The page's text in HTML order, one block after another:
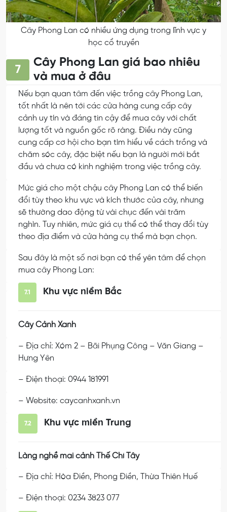
Cây Phong Lan có nhiều ứng dụng trong lĩnh vực y
học cổ truyền
7
Cây Phong Lan giá bao nhiêu
và mua ở đâu
Nếu bạn quan tâm đến việc trồng cây Phong Lan,
tốt nhất là nên tới các cửa hàng cung cấp cây
cảnh uy tín và đáng tin cậy để mua cây với chất
lượng tốt và nguồn gốc rõ ràng. Điều này cũng
cung cấp cơ hội cho bạn tìm hiểu về cách trồng và
chăm sóc cây, đặc biệt nếu bạn là người mới bắt
đầu và chưa có kinh nghiệm trong việc trồng cây.
Mức giá cho một chậu cây Phong Lan có thể biến
đổi tùy theo khu vực và kích thước của cây, nhưng
sẽ thường dao động từ vài chục đến vài trăm
nghìn. Tuy nhiên, mức giá cụ thể có thể thay đổi tùy
theo địa điểm và cửa hàng cụ thể mà bạn chọn.
Sau đây là một số nơi bạn có thể yên tâm để chọn
mua cây Phong Lan:
7.1 Khu vực niềm Bắc
Cây Cảnh Xanh
– Địa chỉ: Xóm 2 – Bãi Phụng Công – Văn Giang –
Hưng Yên
– Điện thoại: 0944 181991
– Website: caycanhxanh.vn
7.2 Khu vực miền Trung
Làng nghề mai cảnh Thế Chí Tây
– Địa chỉ: Hòa Điền, Phong Điền, Thừa Thiên Huế
– Điện thoại: 0234 3823 077